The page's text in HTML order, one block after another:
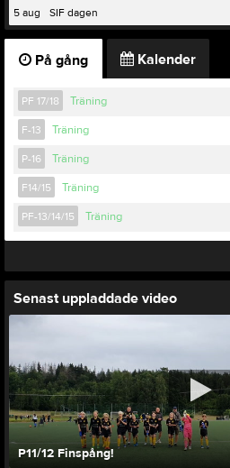
5 aug
SIF dagen
På gång Kalender
PF 17/18 Träning
F-13 Träning
P-16 Träning
F14/15 Träning
PF-13/14/15 Träning
Senast uppladdade video
P11/12 Finspång!